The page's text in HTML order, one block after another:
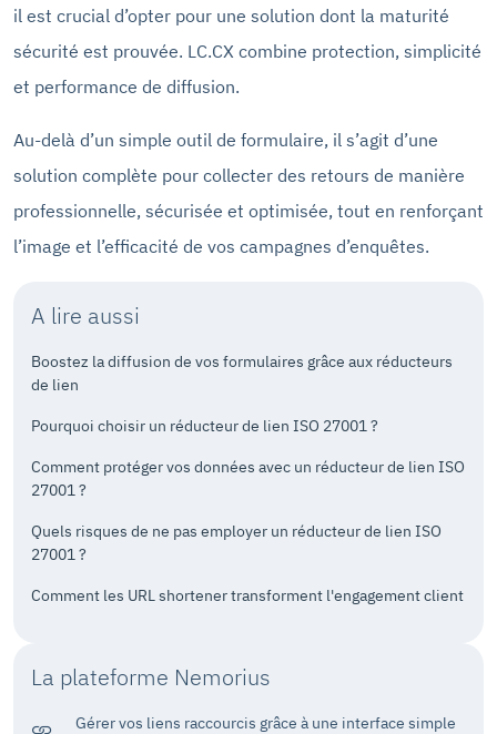
il est crucial d’opter pour une solution dont la maturité
sécurité est prouvée. LC.CX combine protection, simplicité
et performance de diffusion.
Au-delà d’un simple outil de formulaire, il s’agit d’une
solution complète pour collecter des retours de manière
professionnelle, sécurisée et optimisée, tout en renforçant
l’image et l’efficacité de vos campagnes d’enquêtes.
A lire aussi
Boostez la diffusion de vos formulaires grâce aux réducteurs
de lien
Pourquoi choisir un réducteur de lien ISO 27001 ?
Comment protéger vos données avec un réducteur de lien ISO
27001 ?
Quels risques de ne pas employer un réducteur de lien ISO
27001 ?
Comment les URL shortener transforment l'engagement client
La plateforme Nemorius
Gérer vos liens raccourcis grâce à une interface simple